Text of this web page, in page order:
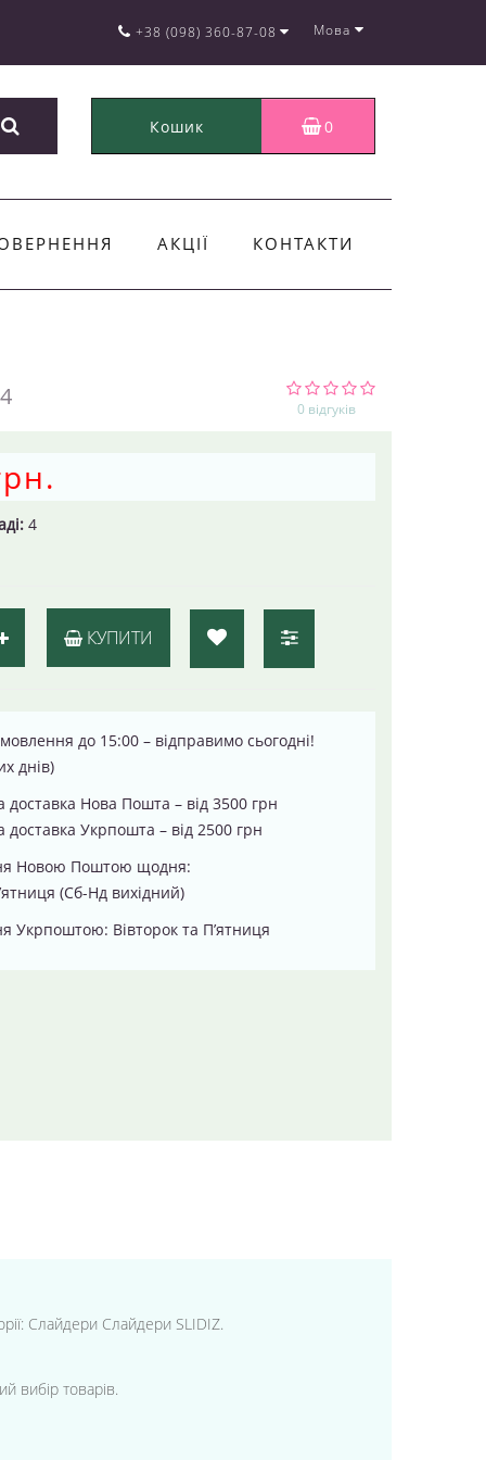
+38 (098) 360-87-08 Мова
Кошик 0
АКЦІЇ КОНТАКТИ
0 відгуків
4
КУПИТИ
до 15:00 – відправимо сьогодні!
днів)
доставка Нова Пошта – від 3500 грн
доставка Укрпошта – від 2500 грн
Новою Поштою щодня:
(Сб-Нд вихідний)
Укрпоштою: Вівторок та П’ятниця
Слайдери Слайдери SLIDIZ.
вибір товарів.